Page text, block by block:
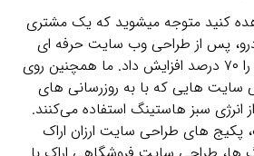
کنید متوجه میشوید که یک مشتری
پس از طراحی وب سایت حرفه ای
اراک، نوبت‌ دهی آنلاین را ۷۰ درصد افزایش داد. ما همچنین روی
سایت‌ هایی که با به‌ روزرسانی‌ های
و از انرژی سبز هاستینگ استفاده می‌کنند.
های طراحی سایت ارزان اراک